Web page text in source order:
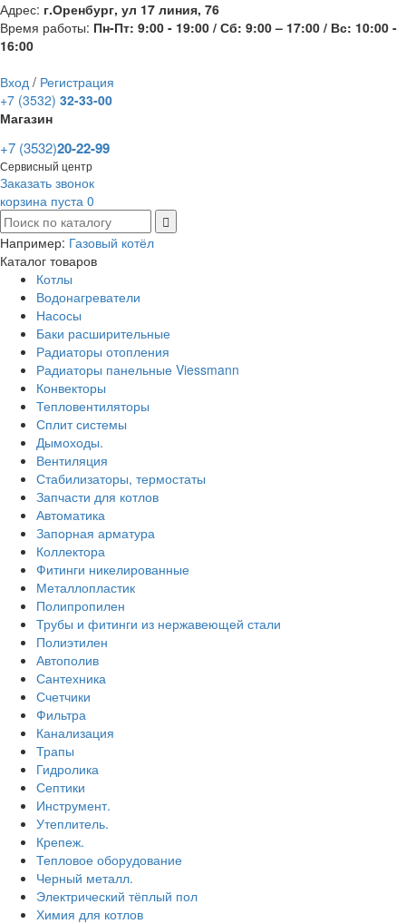
Адрес: г.Оренбург, ул 17 линия, 76
Время работы: Пн-Пт: 9:00 - 19:00 / Сб: 9:00 – 17:00 / Вс: 10:00 -
16:00
Вход / Регистрация
+7 (3532) 32-33-00
Магазин
+7 (3532)20-22-99
Сервисный центр
Заказать звонок
корзина пуста 0
Например: Газовый котёл
Каталог товаров
Котлы
Водонагреватели
Насосы
Баки расширительные
Радиаторы отопления
Радиаторы панельные Viessmann
Конвекторы
Тепловентиляторы
Сплит системы
Дымоходы.
Вентиляция
Стабилизаторы, термостаты
Запчасти для котлов
Автоматика
Запорная арматура
Коллектора
Фитинги никелированные
Металлопластик
Полипропилен
Трубы и фитинги из нержавеющей стали
Полиэтилен
Автополив
Сантехника
Счетчики
Фильтра
Канализация
Трапы
Гидролика
Септики
Инструмент.
Утеплитель.
Крепеж.
Тепловое оборудование
Черный металл.
Электрический тёплый пол
Химия для котлов